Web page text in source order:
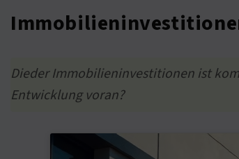
Dieder Immobilieninvestitionen ist
Entwicklung voran?